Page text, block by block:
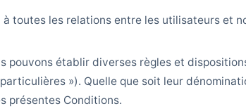
toutes les relations entre les utilisateurs et
pouvons établir diverses règles et
»). Quelle que soit leur
présentes Conditions.